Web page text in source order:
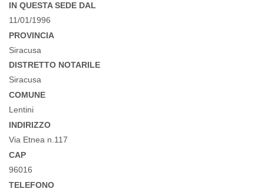
IN QUESTA SEDE DAL
11/01/1996
PROVINCIA
Siracusa
DISTRETTO NOTARILE
Siracusa
COMUNE
Lentini
INDIRIZZO
Via Etnea n.117
CAP
96016
TELEFONO